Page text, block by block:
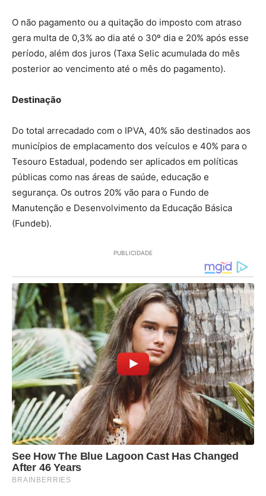
O não pagamento ou a quitação do imposto com atraso
gera multa de 0,3% ao dia até o 30º dia e 20% após esse
período, além dos juros (Taxa Selic acumulada do mês
posterior ao vencimento até o mês do pagamento).
Destinação
Do total arrecadado com o IPVA, 40% são destinados aos
municípios de emplacamento dos veículos e 40% para o
Tesouro Estadual, podendo ser aplicados em políticas
públicas como nas áreas de saúde, educação e
segurança. Os outros 20% vão para o Fundo de
Manutenção e Desenvolvimento da Educação Básica
(Fundeb).
PUBLICIDADE